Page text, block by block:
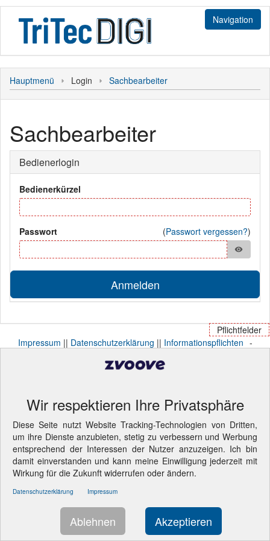
Navigation
Login
Bediener
Personal
Bewerber
Sonstiges
Hauptmenü Login Sachbearbeiter
Sachbearbeiter
Bedienerlogin
Bedienerkürzel
(Passwort vergessen?)
Passwort
visibility
Anmelden
Pflichtfelder
Impressum || Datenschutzerklärung || Informationspflichten -
Wir respektieren Ihre Privatsphäre
Diese Seite nutzt Website Tracking-Technologien von Dritten,
um ihre Dienste anzubieten, stetig zu verbessern und Werbung
entsprechend der Interessen der Nutzer anzuzeigen. Ich bin
damit einverstanden und kann meine Einwilligung jederzeit mit
Wirkung für die Zukunft widerrufen oder ändern.
Datenschutzerklärung Impressum
Ablehnen Akzeptieren